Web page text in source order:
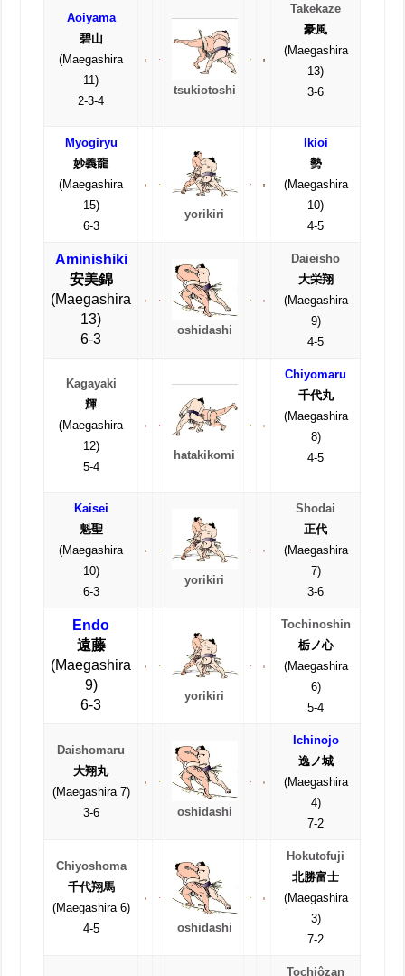
Aoiyama
碧山
(Maegashira
11)
2-3-4
tsukiotoshi
Takekaze
豪風
(Maegashira
13)
3-6
Myogiryu
妙義龍
(Maegashira
15)
6-3
yorikiri
Ikioi
勢
(Maegashira
10)
4-5
Aminishiki
安美錦
(Maegashira
13)
6-3
oshidashi
Daieisho
大栄翔
(Maegashira
9)
4-5
Kagayaki
輝
(Maegashira
12)
5-4
hatakikomi
Chiyomaru
千代丸
(Maegashira
8)
4-5
Kaisei
魁聖
(Maegashira
10)
6-3
yorikiri
Shodai
正代
(Maegashira
7)
3-6
Endo
遠藤
(Maegashira
9)
6-3
yorikiri
Tochinoshin
栃ノ心
(Maegashira
6)
5-4
Daishomaru
大翔丸
(Maegashira 7)
3-6
oshidashi
Ichinojo
逸ノ城
(Maegashira
4)
7-2
Chiyoshoma
千代翔馬
(Maegashira 6)
4-5
oshidashi
Hokutofuji
北勝富士
(Maegashira
3)
7-2
Tochiôzan